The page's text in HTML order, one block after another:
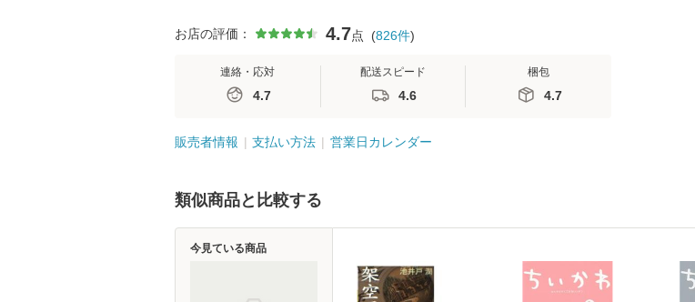
お店の評価： 4.7点 (826件)
連絡・応対
4.7
配送スピード
4.6
梱包
4.7
販売者情報 支払い方法 営業日カレンダー
類似商品と比較する
今見ている商品